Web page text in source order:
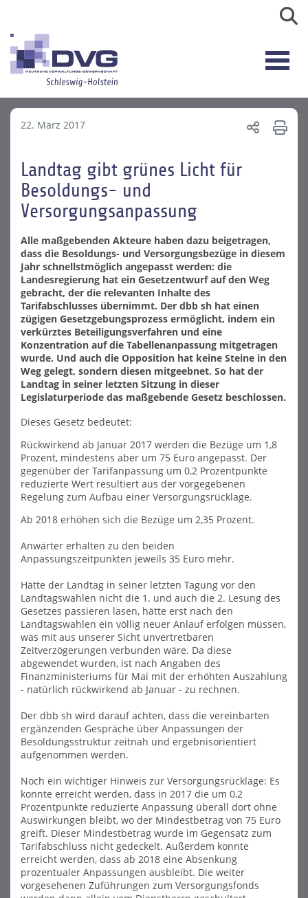
22. März 2017
Landtag gibt grünes Licht für
Besoldungs- und
Versorgungsanpassung
Alle maßgebenden Akteure haben dazu beigetragen,
dass die Besoldungs- und Versorgungsbezüge in diesem
Jahr schnellstmöglich angepasst werden: die
Landesregierung hat ein Gesetzentwurf auf den Weg
gebracht, der die relevanten Inhalte des
Tarifabschlusses übernimmt. Der dbb sh hat einen
zügigen Gesetzgebungsprozess ermöglicht, indem ein
verkürztes Beteiligungsverfahren und eine
Konzentration auf die Tabellenanpassung mitgetragen
wurde. Und auch die Opposition hat keine Steine in den
Weg gelegt, sondern diesen mitgeebnet. So hat der
Landtag in seiner letzten Sitzung in dieser
Legislaturperiode das maßgebende Gesetz beschlossen.
Dieses Gesetz bedeutet:
Rückwirkend ab Januar 2017 werden die Bezüge um 1,8
Prozent, mindestens aber um 75 Euro angepasst. Der
gegenüber der Tarifanpassung um 0,2 Prozentpunkte
reduzierte Wert resultiert aus der vorgegebenen
Regelung zum Aufbau einer Versorgungsrücklage.
Ab 2018 erhöhen sich die Bezüge um 2,35 Prozent.
Anwärter erhalten zu den beiden
Anpassungszeitpunkten jeweils 35 Euro mehr.
Hätte der Landtag in seiner letzten Tagung vor den
Landtagswahlen nicht die 1. und auch die 2. Lesung des
Gesetzes passieren lasen, hätte erst nach den
Landtagswahlen ein völlig neuer Anlauf erfolgen müssen,
was mit aus unserer Sicht unvertretbaren
Zeitverzögerungen verbunden wäre. Da diese
abgewendet wurden, ist nach Angaben des
Finanzministeriums für Mai mit der erhöhten Auszahlung
- natürlich rückwirkend ab Januar - zu rechnen.
Der dbb sh wird darauf achten, dass die vereinbarten
ergänzenden Gespräche über Anpassungen der
Besoldungsstruktur zeitnah und ergebnisorientiert
aufgenommen werden.
Noch ein wichtiger Hinweis zur Versorgungsrücklage: Es
konnte erreicht werden, dass in 2017 die um 0,2
Prozentpunkte reduzierte Anpassung überall dort ohne
Auswirkungen bleibt, wo der Mindestbetrag von 75 Euro
greift. Dieser Mindestbetrag wurde im Gegensatz zum
Tarifabschluss nicht gedeckelt. Außerdem konnte
erreicht werden, dass ab 2018 eine Absenkung
prozentualer Anpassungen ausbleibt. Die weiter
vorgesehenen Zuführungen zum Versorgungsfonds